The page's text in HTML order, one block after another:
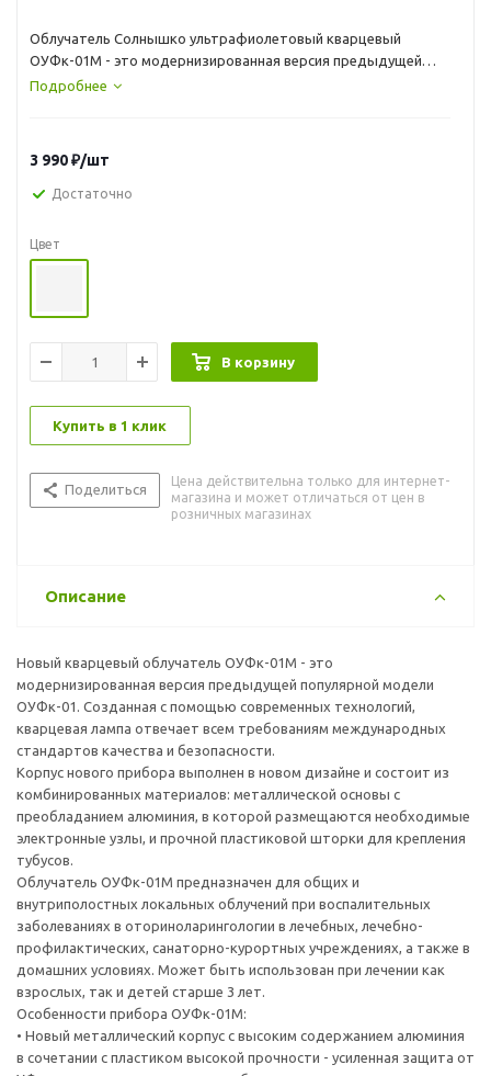
Облучатель Солнышко ультрафиолетовый кварцевый
ОУФк-01М - это модернизированная версия предыдущей
популярной модели ОУФк-01.
Облучатель ОУФк-01М предназначен для общих и
заболеваниях в оториноларингологии в лечебных, лечебно-
профилактических, санаторно-курортных учреждениях, а
заболевания, бронхиты, гнойные раны, воспалительные
процессы. Есть противопоказания.
необходимо внимательно ознакомиться с прилагаемым к
облучателю руководством по эксплуатации, а также
возможных противопоказаний и методики проведения
процедуры облучения.
Способ применения и дозы
ВНИМАНИЕ! Прежде чем начать пользоваться облучателем,
необходимо внимательно ознакомиться с прилагаемым к
облучателю руководством по эксплуатации, а также
проконсультироваться у своего лечащего врача на предмет
возможных противопоказаний и методики проведения
процедуры облучения.
Показания
• ОРВИ;
• ринит;
• грипп;
• пародонтит, пародонтоз, гингивит;
• хронический острое и хроническое воспаление наружного и
среднего уха.
• тонзиллит;
• хронический субатрофический фарингит, острый фарингит;
• бронхиальная астма;
• хронический бронхит, затяжное течение;
• гнойные раны, трофические язвы, фурункулы, карбункулы;
Подробнее
3 990₽/шт
Достаточно
Цвет
В корзину
Купить в 1 клик
Поделиться
Цена действительна только для интернет-
магазина и может отличаться от цен в
розничных магазинах
Описание
Новый кварцевый облучатель ОУФк-01M - это
модернизированная версия предыдущей популярной модели
ОУФк-01. Созданная с помощью современных технологий,
кварцевая лампа отвечает всем требованиям международных
стандартов качества и безопасности.
Корпус нового прибора выполнен в новом дизайне и состоит из
комбинированных материалов: металлической основы с
преобладанием алюминия, в которой размещаются необходимые
электронные узлы, и прочной пластиковой шторки для крепления
тубусов.
Облучатель ОУФк-01М предназначен для общих и
внутриполостных локальных облучений при воспалительных
заболеваниях в оториноларингологии в лечебных, лечебно-
профилактических, санаторно-курортных учреждениях, а также в
домашних условиях. Может быть использован при лечении как
взрослых, так и детей старше 3 лет.
Особенности прибора ОУФк-01М:
• Новый металлический корпус с высоким содержанием алюминия
в сочетании с пластиком высокой прочности - усиленная защита от